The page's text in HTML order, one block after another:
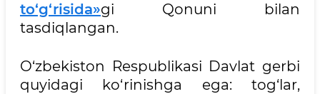
to‘g‘risida»gi Qonuni bilan
tasdiqlangan.
O‘zbekiston Respublikasi Davlat gerbi
quyidagi ko‘rinishga ega: tog‘lar,